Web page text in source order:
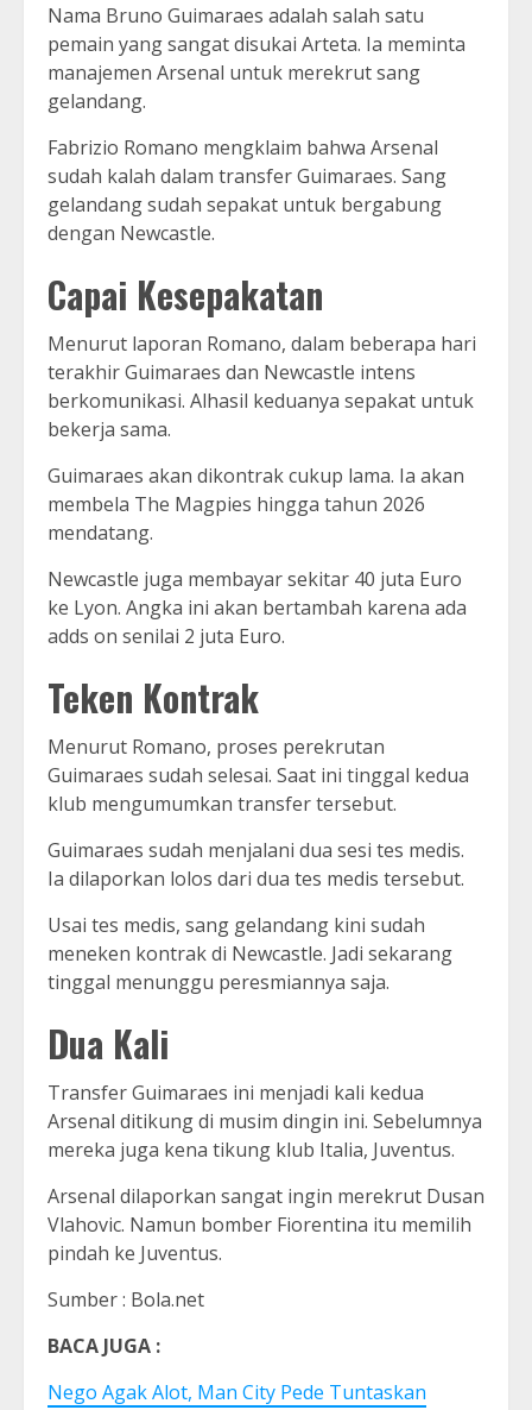
Nama Bruno Guimaraes adalah salah satu
pemain yang sangat disukai Arteta. Ia meminta
manajemen Arsenal untuk merekrut sang
gelandang.
Fabrizio Romano mengklaim bahwa Arsenal
sudah kalah dalam transfer Guimaraes. Sang
gelandang sudah sepakat untuk bergabung
dengan Newcastle.
Capai Kesepakatan
Menurut laporan Romano, dalam beberapa hari
terakhir Guimaraes dan Newcastle intens
berkomunikasi. Alhasil keduanya sepakat untuk
bekerja sama.
Guimaraes akan dikontrak cukup lama. Ia akan
membela The Magpies hingga tahun 2026
mendatang.
Newcastle juga membayar sekitar 40 juta Euro
ke Lyon. Angka ini akan bertambah karena ada
adds on senilai 2 juta Euro.
Teken Kontrak
Menurut Romano, proses perekrutan
Guimaraes sudah selesai. Saat ini tinggal kedua
klub mengumumkan transfer tersebut.
Guimaraes sudah menjalani dua sesi tes medis.
Ia dilaporkan lolos dari dua tes medis tersebut.
Usai tes medis, sang gelandang kini sudah
meneken kontrak di Newcastle. Jadi sekarang
tinggal menunggu peresmiannya saja.
Dua Kali
Transfer Guimaraes ini menjadi kali kedua
Arsenal ditikung di musim dingin ini. Sebelumnya
mereka juga kena tikung klub Italia, Juventus.
Arsenal dilaporkan sangat ingin merekrut Dusan
Vlahovic. Namun bomber Fiorentina itu memilih
pindah ke Juventus.
Sumber : Bola.net
BACA JUGA :
Nego Agak Alot, Man City Pede Tuntaskan